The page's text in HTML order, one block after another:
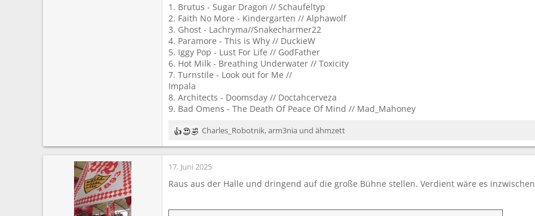
1. Brutus - Sugar Dragon // Schaufeltyp
2. Faith No More - Kindergarten // Alphawolf
3. Ghost - Lachryma//Snakecharmer22
4. Paramore - This is Why // DuckieW
5. Iggy Pop - Lust For Life // GodFather
6. Hot Milk - Breathing Underwater // Toxicity
7. Turnstile - Look out for Me //
Impala
8. Architects - Doomsday // Doctahcerveza
9. Bad Omens - The Death Of Peace Of Mind // Mad_Mahoney
R
e
a
k
i
n
Charles_Robotnik,arm3nia und ähmzett
17. Juni 2025
Raus aus der Halle und dringend auf die große Bühne stellen. Verdient wäre es